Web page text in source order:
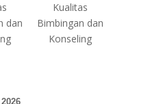
dan
Kualitas
Bimbingan dan
Konseling